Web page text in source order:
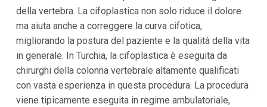
della vertebra. La cifoplastica non solo riduce il dolore
ma aiuta anche a correggere la curva cifotica,
migliorando la postura del paziente e la qualità della vita
in generale. In Turchia, la cifoplastica è eseguita da
chirurghi della colonna vertebrale altamente qualificati
con vasta esperienza in questa procedura. La procedura
viene tipicamente eseguita in regime ambulatoriale,